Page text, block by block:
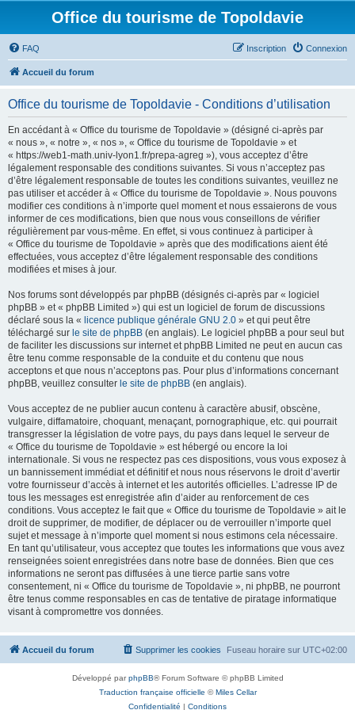
Office du tourisme de Topoldavie
FAQ Connexion
Inscription
Accueil du forum
Office du tourisme de Topoldavie - Conditions d’utilisation
En accédant à « Office du tourisme de Topoldavie » (désigné ci-après par
« nous », « notre », « nos », « Office du tourisme de Topoldavie » et
« https://web1-math.univ-lyon1.fr/prepa-agreg »), vous acceptez d’être
légalement responsable des conditions suivantes. Si vous n’acceptez pas
d’être légalement responsable de toutes les conditions suivantes, veuillez ne
pas utiliser et accéder à « Office du tourisme de Topoldavie ». Nous pouvons
modifier ces conditions à n’importe quel moment et nous essaierons de vous
informer de ces modifications, bien que nous vous conseillons de vérifier
régulièrement par vous-même. En effet, si vous continuez à participer à
« Office du tourisme de Topoldavie » après que des modifications aient été
effectuées, vous acceptez d’être légalement responsable des conditions
modifiées et mises à jour.
Nos forums sont développés par phpBB (désignés ci-après par « logiciel
phpBB » et « phpBB Limited ») qui est un logiciel de forum de discussions
déclaré sous la « licence publique générale GNU 2.0 » et qui peut être
téléchargé sur le site de phpBB (en anglais). Le logiciel phpBB a pour seul but
de faciliter les discussions sur internet et phpBB Limited ne peut en aucun cas
être tenu comme responsable de la conduite et du contenu que nous
acceptons et que nous n’acceptons pas. Pour plus d’informations concernant
phpBB, veuillez consulter le site de phpBB (en anglais).
Vous acceptez de ne publier aucun contenu à caractère abusif, obscène,
vulgaire, diffamatoire, choquant, menaçant, pornographique, etc. qui pourrait
transgresser la législation de votre pays, du pays dans lequel le serveur de
« Office du tourisme de Topoldavie » est hébergé ou encore la loi
internationale. Si vous ne respectez pas ces dispositions, vous vous exposez à
un bannissement immédiat et définitif et nous nous réservons le droit d’avertir
votre fournisseur d’accès à internet et les autorités officielles. L’adresse IP de
tous les messages est enregistrée afin d’aider au renforcement de ces
conditions. Vous acceptez le fait que « Office du tourisme de Topoldavie » ait le
droit de supprimer, de modifier, de déplacer ou de verrouiller n’importe quel
sujet et message à n’importe quel moment si nous estimons cela nécessaire.
En tant qu’utilisateur, vous acceptez que toutes les informations que vous avez
renseignées soient enregistrées dans notre base de données. Bien que ces
informations ne seront pas diffusées à une tierce partie sans votre
consentement, ni « Office du tourisme de Topoldavie », ni phpBB, ne pourront
être tenus comme responsables en cas de tentative de piratage informatique
visant à compromettre vos données.
Accueil du forum Fuseau horaire sur UTC+02:00
Supprimer les cookies
Développé parphpBB® Forum Software © phpBB Limited
Traduction française officielle ©Miles Cellar
Confidentialité | Conditions